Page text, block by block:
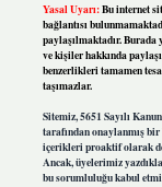
Yasal Uyarı:Bu internet
bağlantısı
paylaşılmaktadır.
ve kişiler hakkında
benzerlikleri tamamen
taşımazlar.
Sitemiz, 5651 Sayılı
tarafından onaylanmış bir
içerikleri proaktif olarak
Ancak, üyelerimiz
bu sorumluluğu kabul